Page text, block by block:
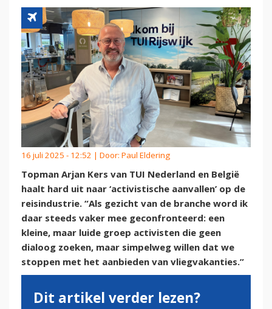
16 juli 2025 - 12:52 | Door: Paul Eldering
Topman Arjan Kers van TUI Nederland en België
haalt hard uit naar ‘activistische aanvallen’ op de
reisindustrie. “Als gezicht van de branche word ik
daar steeds vaker mee geconfronteerd: een
kleine, maar luide groep activisten die geen
dialoog zoeken, maar simpelweg willen dat we
stoppen met het aanbieden van vliegvakanties.”
Dit artikel verder lezen?